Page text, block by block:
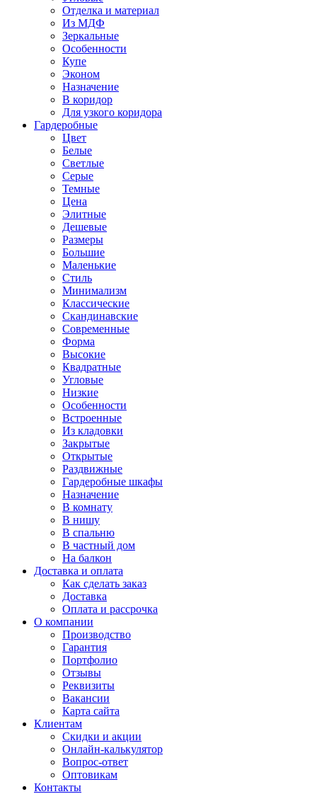
Отделка и материал
Из МДФ
Зеркальные
Особенности
Купе
Эконом
Назначение
В коридор
Для узкого коридора
Гардеробные
Цвет
Белые
Светлые
Серые
Темные
Цена
Элитные
Дешевые
Размеры
Большие
Маленькие
Стиль
Минимализм
Классические
Скандинавские
Современные
Форма
Высокие
Квадратные
Угловые
Низкие
Особенности
Встроенные
Из кладовки
Закрытые
Открытые
Раздвижные
Гардеробные шкафы
Назначение
В комнату
В нишу
В спальню
В частный дом
На балкон
Доставка и оплата
Как сделать заказ
Доставка
Оплата и рассрочка
О компании
Производство
Гарантия
Портфолио
Отзывы
Реквизиты
Вакансии
Карта сайта
Клиентам
Скидки и акции
Онлайн-калькулятор
Вопрос-ответ
Оптовикам
Контакты